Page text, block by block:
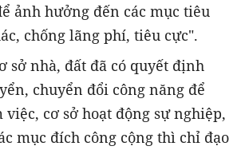
ảnh hưởng đến các mục tiêu
chống lãng phí, tiêu cực".
sở nhà, đất đã có quyết định
chuyển đổi công năng để
cơ sở hoạt động sự nghiệp,
mục đích công cộng thì chỉ đạo